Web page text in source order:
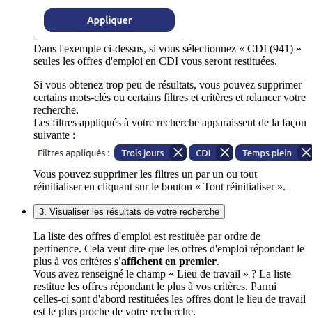
Dans l'exemple ci-dessus, si vous sélectionnez « CDI (941) »
seules les offres d'emploi en CDI vous seront restituées.
Si vous obtenez trop peu de résultats, vous pouvez supprimer
certains mots-clés ou certains filtres et critères et relancer votre
recherche.
Les filtres appliqués à votre recherche apparaissent de la façon
suivante :
Vous pouvez supprimer les filtres un par un ou tout
réinitialiser en cliquant sur le bouton « Tout réinitialiser ».
3. Visualiser les résultats de votre recherche
La liste des offres d'emploi est restituée par ordre de
pertinence. Cela veut dire que les offres d'emploi répondant le
plus à vos critères s'affichent en premier.
Vous avez renseigné le champ « Lieu de travail » ? La liste
restitue les offres répondant le plus à vos critères. Parmi
celles-ci sont d'abord restituées les offres dont le lieu de travail
est le plus proche de votre recherche.